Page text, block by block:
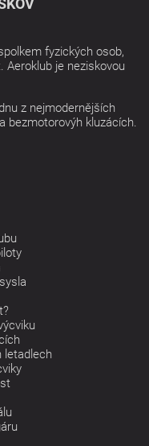
fyzických osob,
je neziskovou
z nejmodernějších
bezmotorovýh kluzácích.
letadlech